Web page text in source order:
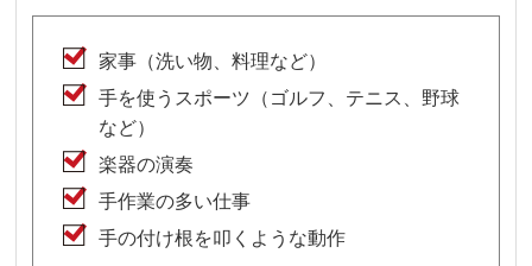
家事（洗い物、料理など）
手を使うスポーツ（ゴルフ、テニス、野球
など）
楽器の演奏
手作業の多い仕事
手の付け根を叩くような動作